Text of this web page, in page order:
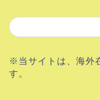
※当サイトは、海外
す。